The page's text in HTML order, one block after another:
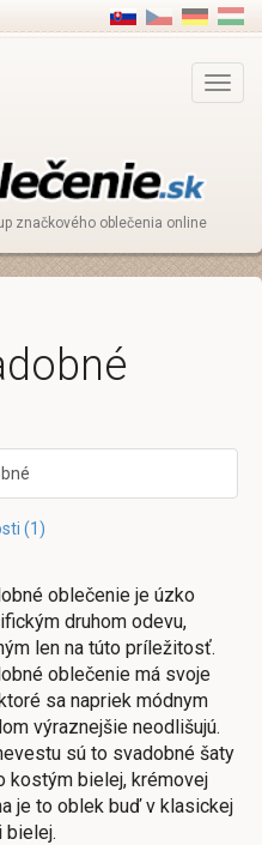
Main
Menu
značkového oblečenia online
(1)
oblečenie je úzko
druhom odevu,
len na túto príležitosť.
oblečenie má svoje
sa napriek módnym
výraznejšie neodlišujú.
sú to svadobné šaty
kostým bielej, krémovej
je to oblek buď v klasickej
bielej.